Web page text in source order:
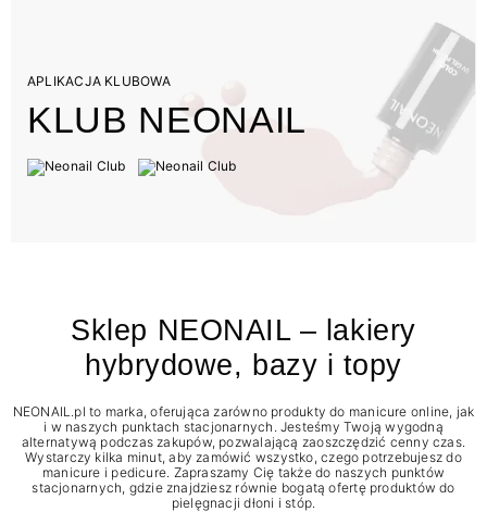
APLIKACJA KLUBOWA
KLUB NEONAIL
Sklep NEONAIL – lakiery
hybrydowe, bazy i topy
NEONAIL.pl to marka, oferująca zarówno produkty do manicure online, jak
i w naszych punktach stacjonarnych. Jesteśmy Twoją wygodną
alternatywą podczas zakupów, pozwalającą zaoszczędzić cenny czas.
Wystarczy kilka minut, aby zamówić wszystko, czego potrzebujesz do
manicure i pedicure. Zapraszamy Cię także do naszych punktów
stacjonarnych, gdzie znajdziesz równie bogatą ofertę produktów do
pielęgnacji dłoni i stóp.